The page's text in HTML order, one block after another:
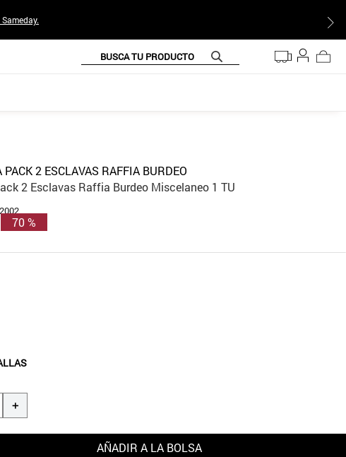
BUSCA TU PRODUCTO
PACK 2 ESCLAVAS RAFFIA BURDEO
2 Esclavas Raffia Burdeo Miscelaneo 1 TU
70 %
＋
AÑADIR A LA BOLSA